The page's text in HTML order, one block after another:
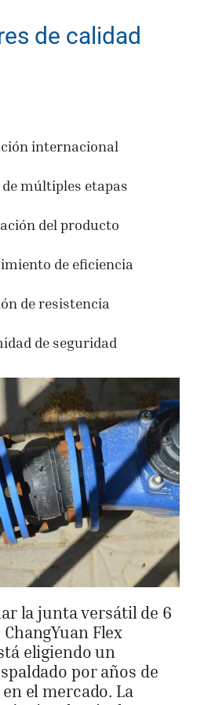
de calidad
internacional
de múltiples etapas
del producto
de eficiencia
de resistencia
de seguridad
la junta versátil de 6
Flex
eligiendo un
por años de
el mercado. La